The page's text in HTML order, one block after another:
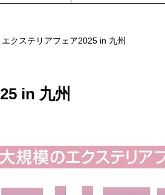
エクステリアフェア2025 in 九州
in 九州